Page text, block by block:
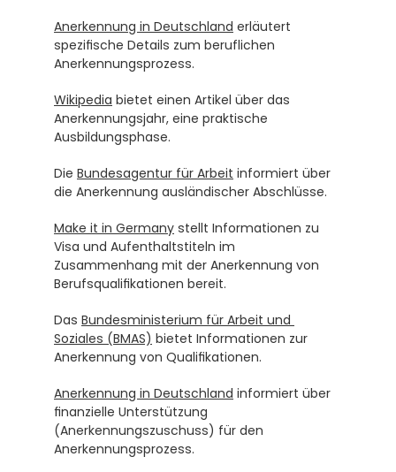
Anerkennung in Deutschland erläutert
spezifische Details zum beruflichen
Anerkennungsprozess.
Wikipedia bietet einen Artikel über das
Anerkennungsjahr, eine praktische
Ausbildungsphase.
Die Bundesagentur für Arbeit informiert über
die Anerkennung ausländischer Abschlüsse.
Make it in Germany stellt Informationen zu
Visa und Aufenthaltstiteln im
Zusammenhang mit der Anerkennung von
Berufsqualifikationen bereit.
Das Bundesministerium für Arbeit und
Soziales (BMAS) bietet Informationen zur
Anerkennung von Qualifikationen.
Anerkennung in Deutschland informiert über
finanzielle Unterstützung
(Anerkennungszuschuss) für den
Anerkennungsprozess.